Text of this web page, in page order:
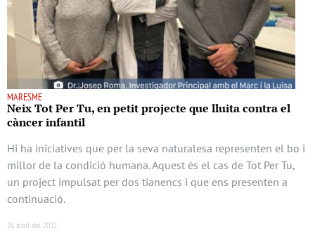
MARESME
Neix Tot Per Tu, en petit projecte que lluita contra el
càncer infantil
Hi ha iniciatives que per la seva naturalesa representen el bo i
millor de la condició humana. Aquest és el cas de Tot Per Tu,
un project impulsat per dos tianencs i que ens presenten a
continuació.
26 abril del 2022